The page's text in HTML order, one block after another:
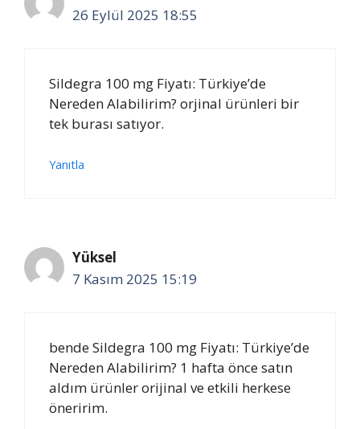
26 Eylül 2025 18:55
Sildegra 100 mg Fiyatı: Türkiye’de
Nereden Alabilirim? orjinal ürünleri bir
tek burası satıyor.
Yanıtla
Yüksel
7 Kasım 2025 15:19
bende Sildegra 100 mg Fiyatı: Türkiye’de
Nereden Alabilirim? 1 hafta önce satın
aldım ürünler orijinal ve etkili herkese
öneririm.